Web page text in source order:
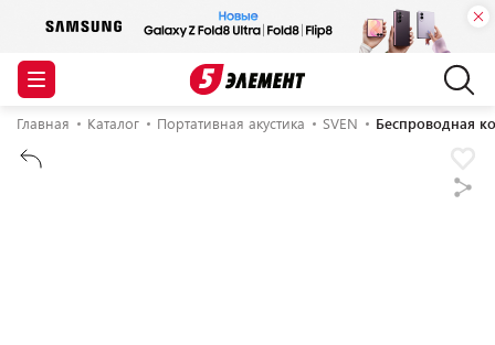
Главная Каталог Портативная акустика SVEN Беспроводная